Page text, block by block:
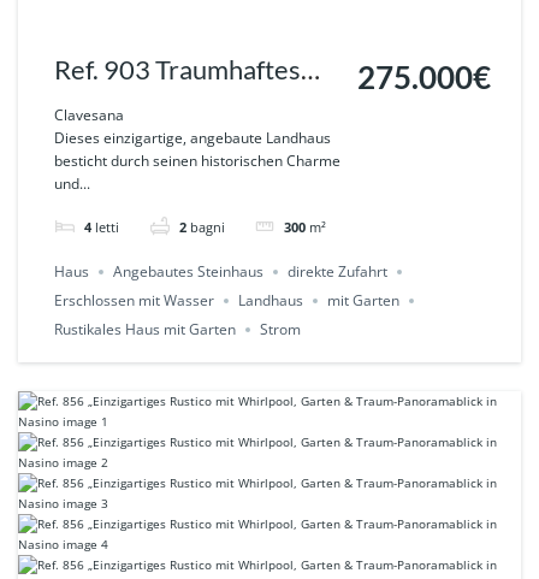
Ref. 903 Traumhaftes
Anwesen für Genießer
und Naturfreunde – mit
Kamin und Weinkeller in
Clavesana
Clavesana
Dieses einzigartige, angebaute Landhaus
besticht durch seinen historischen Charme
und...
4 letti 2 bagni 300 m²
275.000€
Haus Angebautes Steinhaus
direkte Zufahrt
Erschlossen mit Wasser
Landhaus
mit Garten
Rustikales Haus mit Garten
Strom